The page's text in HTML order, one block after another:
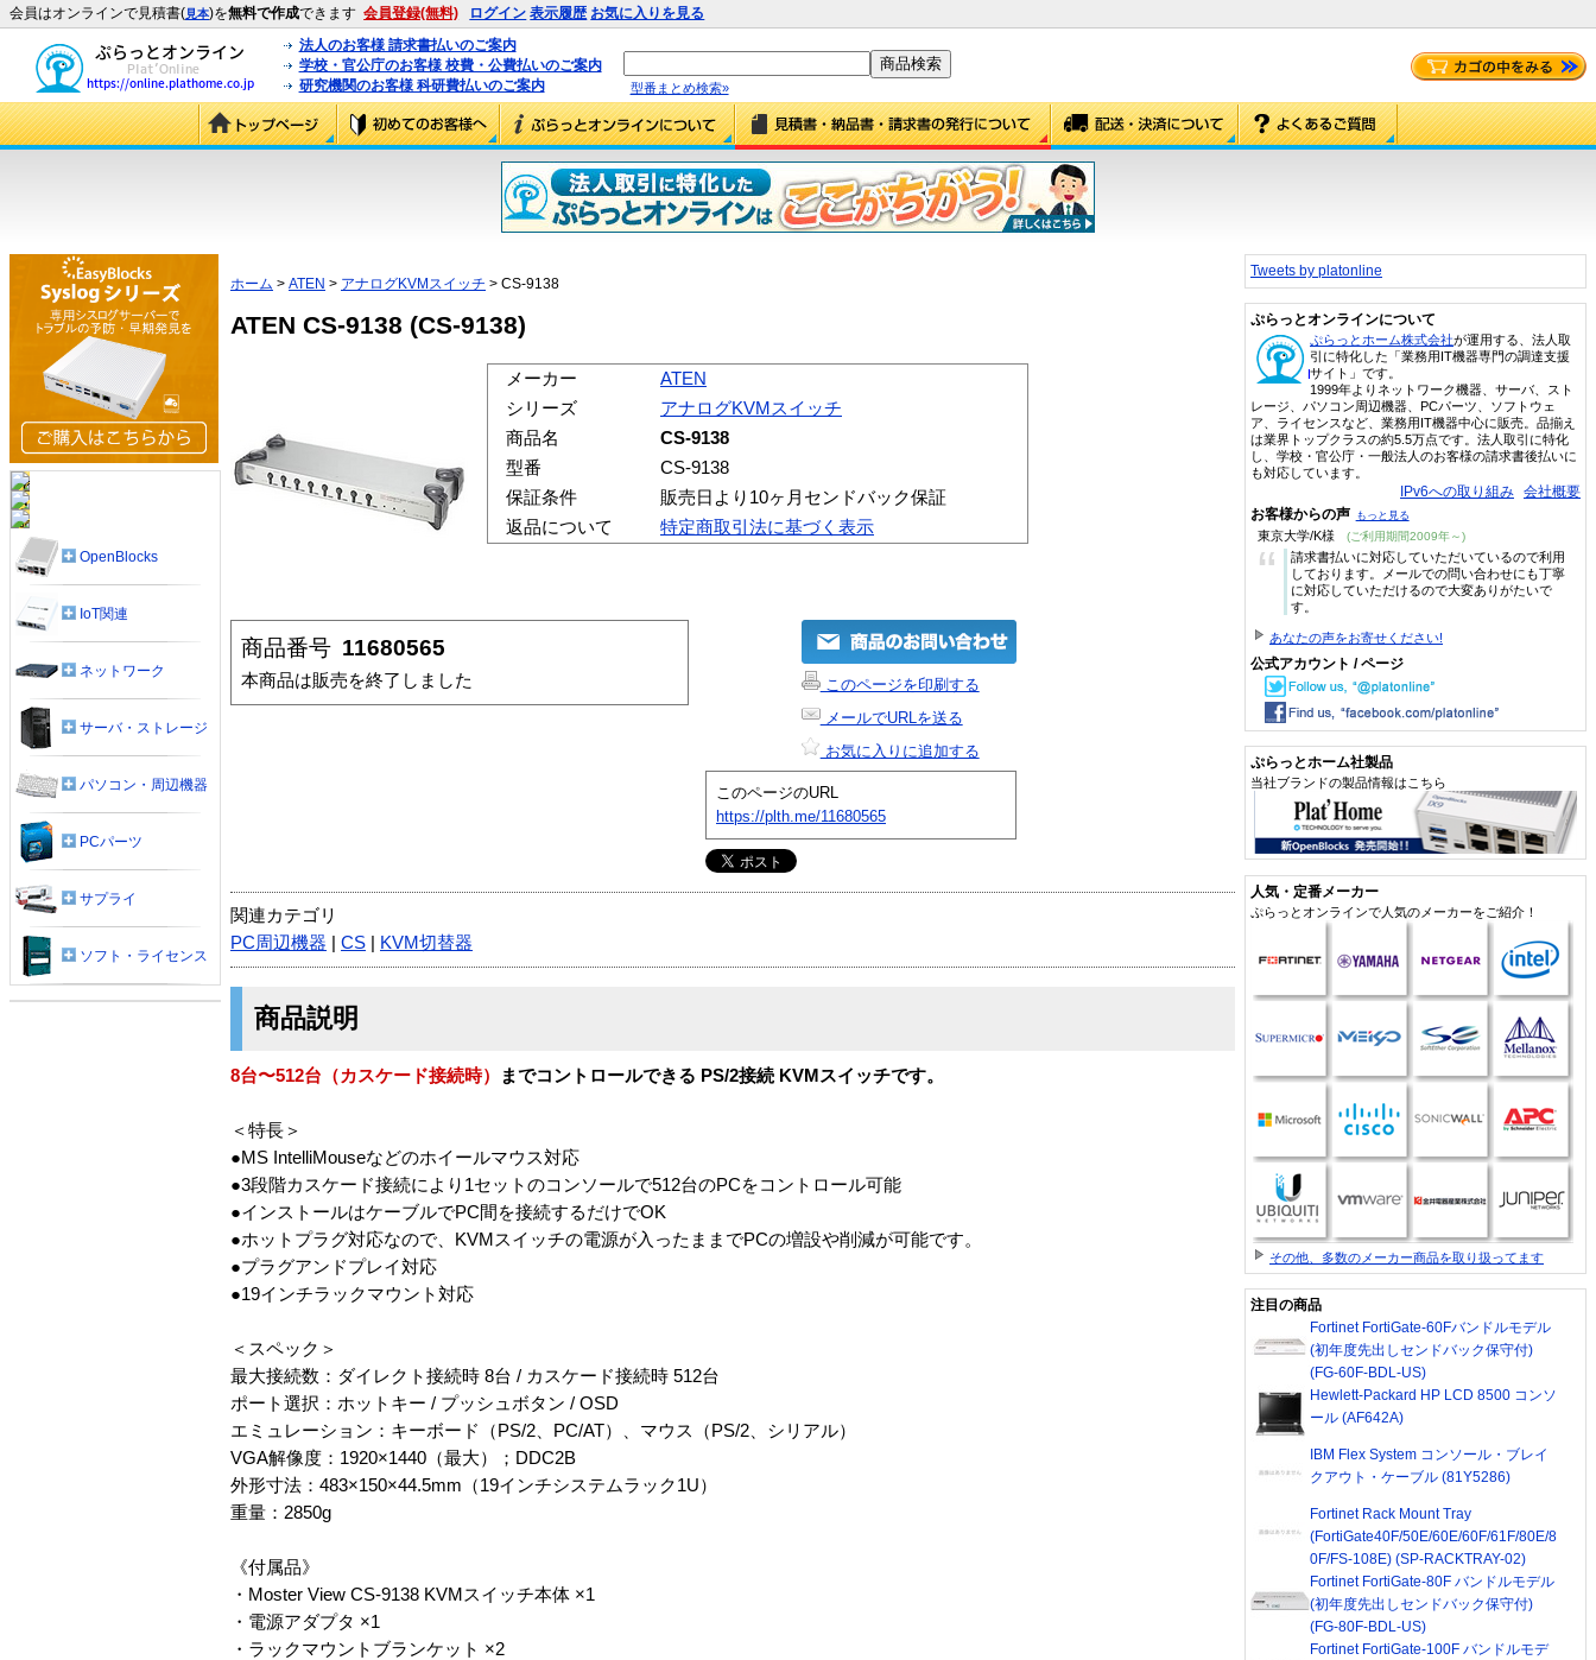
会員はオンラインで見積書(見本)を無料で作成できます 会員登録(無料) ログイン 表示履歴 お気に入りを見る
法人のお客様 請求書払いのご案内
学校・官公庁のお客様 校費・公費払いのご案内
研究機関のお客様 科研費払いのご案内
型番まとめ検索»
ホーム > ATEN > アナログKVMスイッチ > CS-9138
ATEN CS-9138 (CS-9138)
メーカー
ATEN
シリーズ
アナログKVMスイッチ
商品名
CS-9138
型番
CS-9138
保証条件
販売日より10ヶ月センドバック保証
返品について
特定商取引法に基づく表示
商品番号 11680565
本商品は販売を終了しました
このページを印刷する
メールでURLを送る
お気に入りに追加する
このページのURL
https://plth.me/11680565
関連カテゴリ
PC周辺機器
CS KVM切替器
商品説明
8台〜512台（カスケード接続時） までコントロールできる PS/2接続 KVMスイッチです。
＜特長＞
●MS IntelliMouseなどのホイールマウス対応
●3段階カスケード接続により1セットのコンソールで512台のPCをコントロール可能
●インストールはケーブルでPC間を接続するだけでOK
●ホットプラグ対応なので、KVMスイッチの電源が入ったままでPCの増設や削減が可能です。
●プラグアンドプレイ対応
●19インチラックマウント対応
＜スペック＞
最大接続数：ダイレクト接続時 8台 / カスケード接続時 512台
ポート選択：ホットキー / プッシュボタン / OSD
エミュレーション：キーボード（PS/2、PC/AT）、マウス（PS/2、シリアル）
VGA解像度：1920×1440（最大）；DDC2B
外形寸法：483×150×44.5mm（19インチシステムラック1U）
重量：2850g
《付属品》
・Moster View CS-9138 KVMスイッチ本体 ×1
・電源アダプタ ×1
・ラックマウントブランケット ×2
OpenBlocks
IoT関連
ネットワーク
サーバ・ストレージ
パソコン・周辺機器
PCパーツ
サプライ
ソフト・ライセンス
Tweets by platonline
ぷらっとオンラインについて
ぷらっとホーム株式会社が運用する、法人取
引に特化した「業務用IT機器専門の調達支援
サイト」です。
1999年よりネットワーク機器、サーバ、スト
レージ、パソコン周辺機器、PCパーツ、ソフトウェ
ア、ライセンスなど、業務用IT機器中心に販売。品揃え
は業界トップクラスの約5.5万点です。法人取引に特化
し、学校・官公庁・一般法人のお客様の請求書後払いに
も対応しています。
IPv6への取り組み 会社概要
お客様からの声 もっと見る
東京大学/K様 (ご利用期間2009年～)
“
請求書払いに対応していただいているので利用
しております。メールでの問い合わせにも丁寧
に対応していただけるので大変ありがたいで
す。
あなたの声をお寄せください!
公式アカウント / ページ
ぷらっとホーム社製品
当社ブランドの製品情報はこちら
人気・定番メーカー
ぷらっとオンラインで人気のメーカーをご紹介！
その他、多数のメーカー商品を取り扱ってます
注目の商品
Fortinet FortiGate-60Fバンドルモデル
(初年度先出しセンドバック保守付)
(FG-60F-BDL-US)
Hewlett-Packard HP LCD 8500 コンソ
ール (AF642A)
IBM Flex System コンソール・ブレイ
クアウト・ケーブル (81Y5286)
Fortinet Rack Mount Tray
(FortiGate40F/50E/60E/60F/61F/80E/8
0F/FS-108E) (SP-RACKTRAY-02)
Fortinet FortiGate-80F バンドルモデル
(初年度先出しセンドバック保守付)
(FG-80F-BDL-US)
Fortinet FortiGate-100F バンドルモデ